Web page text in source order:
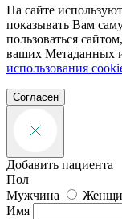
На сайте
показывать Вам
пользоваться
ваших Метаданных
использования
Согласен
Добавить пациента
Пол
Мужчина
Имя